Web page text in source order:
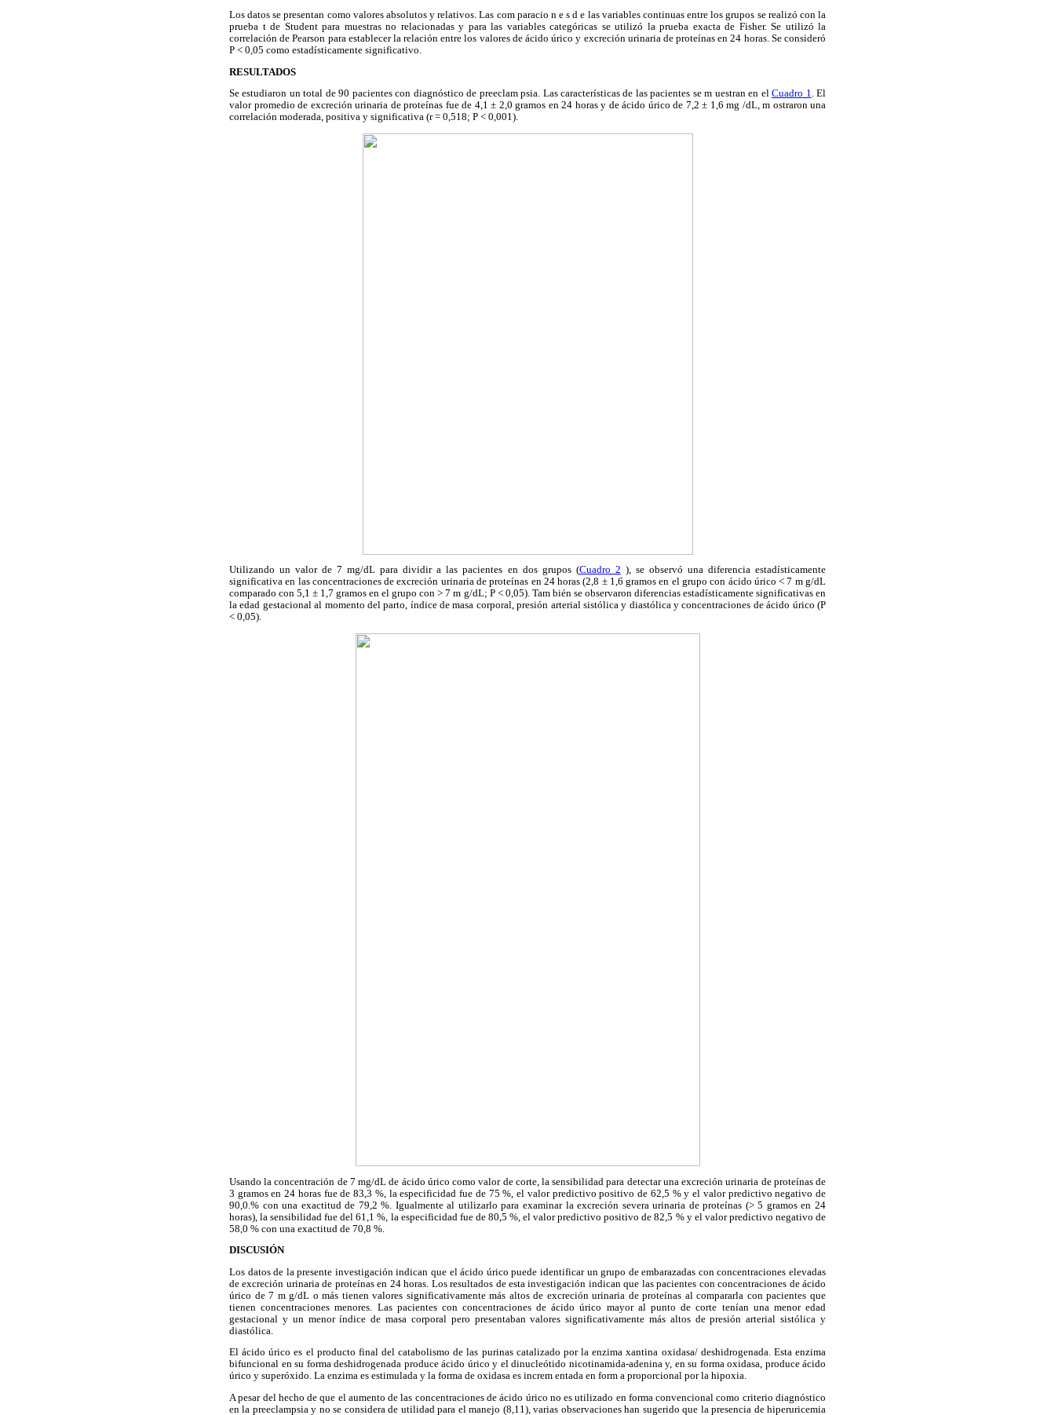
Los datos se presentan como valores absolutos y relativos. Las com paracio n e s d e las variables continuas entre los grupos se realizó con la
prueba t de Student para muestras no relacionadas y para las variables categóricas se utilizó la prueba exacta de Fisher. Se utilizó la
correlación de Pearson para establecer la relación entre los valores de ácido úrico y excreción urinaria de proteínas en 24 horas. Se consideró
P < 0,05 como estadísticamente significativo.
RESULTADOS
Se estudiaron un total de 90 pacientes con diagnóstico de preeclam psia. Las características de las pacientes se m uestran en elCuadro 1. El
valor promedio de excreción urinaria de proteínas fue de 4,1 ± 2,0 gramos en 24 horas y de ácido úrico de 7,2 ± 1,6 mg /dL, m ostraron una
correlación moderada, positiva y significativa (r = 0,518; P < 0,001).
Utilizando un valor de 7 mg/dL para dividir a las pacientes en dos grupos (Cuadro 2 ), se observó una diferencia estadísticamente
significativa en las concentraciones de excreción urinaria de proteínas en 24 horas (2,8 ± 1,6 gramos en el grupo con ácido úrico < 7 m g/dL
comparado con 5,1 ± 1,7 gramos en el grupo con > 7 m g/dL; P < 0,05). Tam bién se observaron diferencias estadísticamente significativas en
la edad gestacional al momento del parto, índice de masa corporal, presión arterial sistólica y diastólica y concentraciones de ácido úrico (P
< 0,05).
Usando la concentración de 7 mg/dL de ácido úrico como valor de corte, la sensibilidad para detectar una excreción urinaria de proteínas de
3 gramos en 24 horas fue de 83,3 %, la especificidad fue de 75 %, el valor predictivo positivo de 62,5 % y el valor predictivo negativo de
90,0.% con una exactitud de 79,2 %. Igualmente al utilizarlo para examinar la excreción severa urinaria de proteínas (> 5 gramos en 24
horas), la sensibilidad fue del 61,1 %, la especificidad fue de 80,5 %, el valor predictivo positivo de 82,5 % y el valor predictivo negativo de
58,0 % con una exactitud de 70,8 %.
DISCUSIÓN
Los datos de la presente investigación indican que el ácido úrico puede identificar un grupo de embarazadas con concentraciones elevadas
de excreción urinaria de proteínas en 24 horas. Los resultados de esta investigación indican que las pacientes con concentraciones de ácido
úrico de 7 m g/dL o más tienen valores significativamente más altos de excreción urinaria de proteínas al compararla con pacientes que
tienen concentraciones menores. Las pacientes con concentraciones de ácido úrico mayor al punto de corte tenían una menor edad
gestacional y un menor índice de masa corporal pero presentaban valores significativamente más altos de presión arterial sistólica y
diastólica.
El ácido úrico es el producto final del catabolismo de las purinas catalizado por la enzima xantina oxidasa/ deshidrogenada. Esta enzima
bifuncional en su forma deshidrogenada produce ácido úrico y el dinucleótido nicotinamida-adenina y, en su forma oxidasa, produce ácido
úrico y superóxido. La enzima es estimulada y la forma de oxidasa es increm entada en form a proporcional por la hipoxia.
A pesar del hecho de que el aumento de las concentraciones de ácido úrico no es utilizado en forma convencional como criterio diagnóstico
en la preeclampsia y no se considera de utilidad para el manejo (8,11), varias observaciones han sugerido que la presencia de hiperuricemia